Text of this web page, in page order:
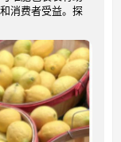
消费者受益。探